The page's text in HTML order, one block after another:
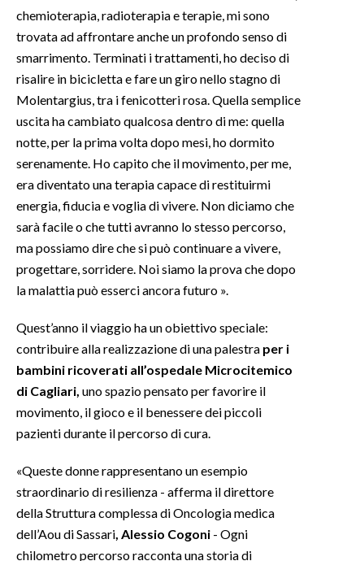
PUBBLICITÀ
SPIAGGE
STORE
chemioterapia, radioterapia e terapie, mi sono
trovata ad affrontare anche un profondo senso di
smarrimento. Terminati i trattamenti, ho deciso di
risalire in bicicletta e fare un giro nello stagno di
Molentargius, tra i fenicotteri rosa. Quella semplice
uscita ha cambiato qualcosa dentro di me: quella
notte, per la prima volta dopo mesi, ho dormito
serenamente. Ho capito che il movimento, per me,
era diventato una terapia capace di restituirmi
energia, fiducia e voglia di vivere. Non diciamo che
sarà facile o che tutti avranno lo stesso percorso,
ma possiamo dire che si può continuare a vivere,
progettare, sorridere. Noi siamo la prova che dopo
la malattia può esserci ancora futuro ».
Quest’anno il viaggio ha un obiettivo speciale:
contribuire alla realizzazione di una palestra per i
bambini ricoverati all’ospedale Microcitemico
di Cagliari, uno spazio pensato per favorire il
movimento, il gioco e il benessere dei piccoli
pazienti durante il percorso di cura.
«Queste donne rappresentano un esempio
straordinario di resilienza - afferma il direttore
della Struttura complessa di Oncologia medica
dell’Aou di Sassari , Alessio Cogoni - Ogni
chilometro percorso racconta una storia di